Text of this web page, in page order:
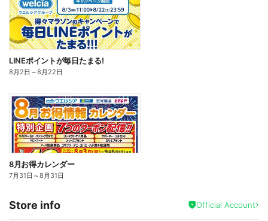
LINEポイントが毎日たまる!
8月2日 ～8月22日
8月お得カレンダー
7月31日 ～8月31日
Store info Official Account